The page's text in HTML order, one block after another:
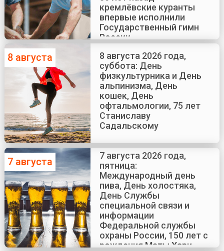
кремлёвские куранты
впервые исполнили
Государственный гимн
России
8 августа
8 августа 2026 года,
суббота: День
физкультурника и День
альпинизма, День
кошек, День
офтальмологии, 75 лет
Станиславу
Садальскому
7 августа
7 августа 2026 года,
пятница:
Международный день
пива, День холостяка,
День Службы
специальной связи и
информации
Федеральной службы
охраны России, 150 лет с
рождения Маты Хари